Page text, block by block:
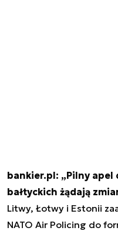
bankier.pl: „Pilny apel
bałtyckich żądają
Litwy, Łotwy i Estonii
NATO Air Policing do